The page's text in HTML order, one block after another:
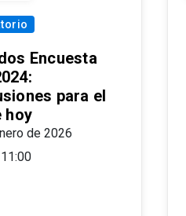
Encuesta
para el
hoy
de 2026